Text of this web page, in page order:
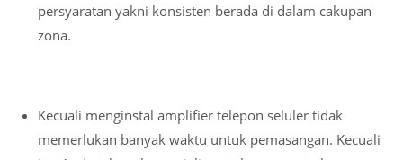
persyaratan yakni konsisten berada di dalam cakupan
zona.
Kecuali menginstal amplifier telepon seluler tidak
memerlukan banyak waktu untuk pemasangan. Kecuali